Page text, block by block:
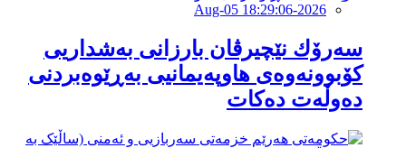
2026-Aug-05 18:29:06
سەرۆك نێچیرڤان بارزانی بەشداریی
كۆبوونەوەی هاوپەیمانیی بەڕێوەبردنی
دەوڵەت دەكات